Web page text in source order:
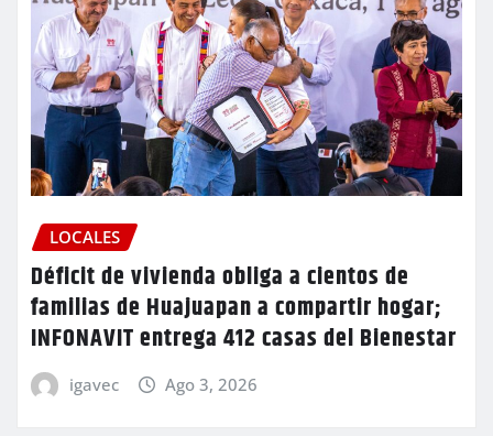
LOCALES
Déficit de vivienda obliga a cientos de
familias de Huajuapan a compartir hogar;
INFONAVIT entrega 412 casas del Bienestar
igavec Ago 3, 2026